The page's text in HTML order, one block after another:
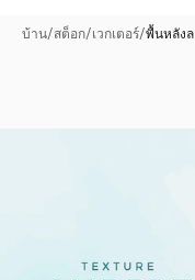
บ้าน/สต็อก/เวกเตอร์/พื้นหลัง